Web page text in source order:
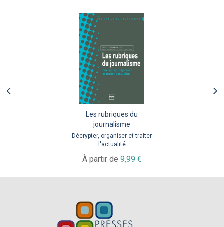
Les rubriques du
journalisme
Décrypter, organiser et traiter
l'actualité
À partir de 9,99 €